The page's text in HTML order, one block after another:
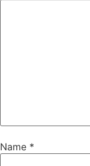
Name *